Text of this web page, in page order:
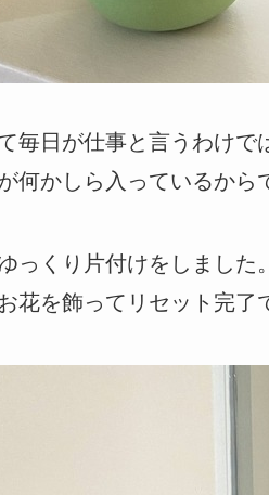
毎日が仕事と言うわけで
何かしら入っているから
っくり片付けをしました。
花を飾ってリセット完了